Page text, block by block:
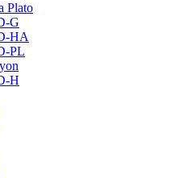
Plato
G
HA
PL
H